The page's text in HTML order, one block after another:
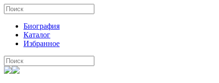
Биография
Каталог
Избранное